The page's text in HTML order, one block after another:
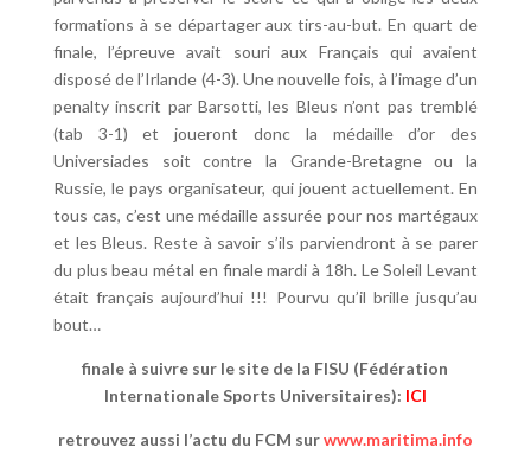
formations à se départager aux tirs-au-but. En quart de
finale, l’épreuve avait souri aux Français qui avaient
disposé de l’Irlande (4-3). Une nouvelle fois, à l’image d’un
penalty inscrit par Barsotti, les Bleus n’ont pas tremblé
(tab 3-1) et joueront donc la médaille d’or des
Universiades soit contre la Grande-Bretagne ou la
Russie, le pays organisateur, qui jouent actuellement. En
tous cas, c’est une médaille assurée pour nos martégaux
et les Bleus. Reste à savoir s’ils parviendront à se parer
du plus beau métal en finale mardi à 18h. Le Soleil Levant
était français aujourd’hui !!! Pourvu qu’il brille jusqu’au
bout…
finale à suivre sur le site de la FISU (Fédération
Internationale Sports Universitaires): ICI
retrouvez aussi l’actu du FCM surwww.maritima.info